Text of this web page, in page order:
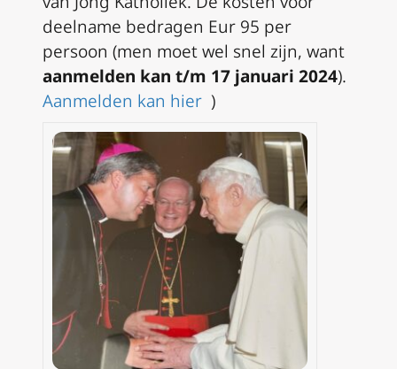
deelname bedragen Eur 95 per
persoon (men moet wel snel zijn, want
aanmelden kan t/m 17 januari 2024).
Aanmelden kan hier )